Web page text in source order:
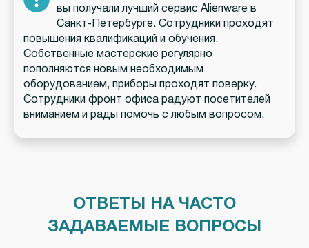
вы получали лучший сервис Alienware в
Санкт-Петербурге. Сотрудники проходят
повышения квалификаций и обучения.
Собственные мастерские регулярно
пополняются новым необходимым
оборудованием, приборы проходят поверку.
Сотрудники фронт офиса радуют посетителей
вниманием и рады помочь с любым вопросом.
ОТВЕТЫ НА ЧАСТО
ЗАДАВАЕМЫЕ ВОПРОСЫ